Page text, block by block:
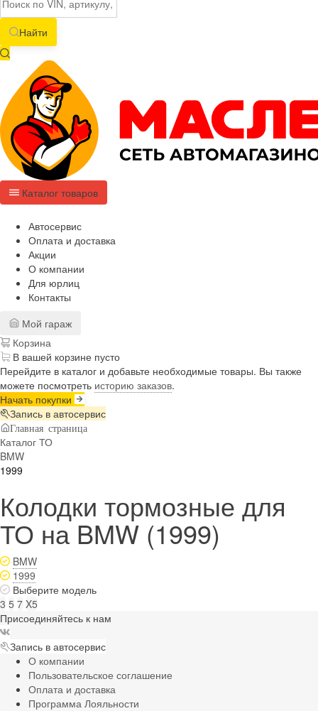
Найти
Каталог товаров
Автосервис
Оплата и доставка
Акции
О компании
Для юрлиц
Контакты
Мой гараж
Корзина
В вашей корзине пусто
Перейдите в каталог и добавьте необходимые товары. Вы также
можете посмотреть историю заказов.
Начать покупки
Запись в автосервис
Главная страница
Каталог ТО
BMW
1999
Колодки тормозные для
ТО на BMW (1999)
BMW
1999
Выберите модель
3 5 7 X5
Присоединяйтесь к нам
Запись в автосервис
О компании
Пользовательское соглашение
Оплата и доставка
Программа Лояльности